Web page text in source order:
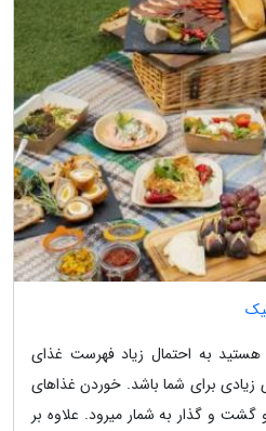
به احتمال زیاد فهرست غذای
برای شما باشد. خوردن غذاهای
و گذار به شمار میرود. علاوه بر